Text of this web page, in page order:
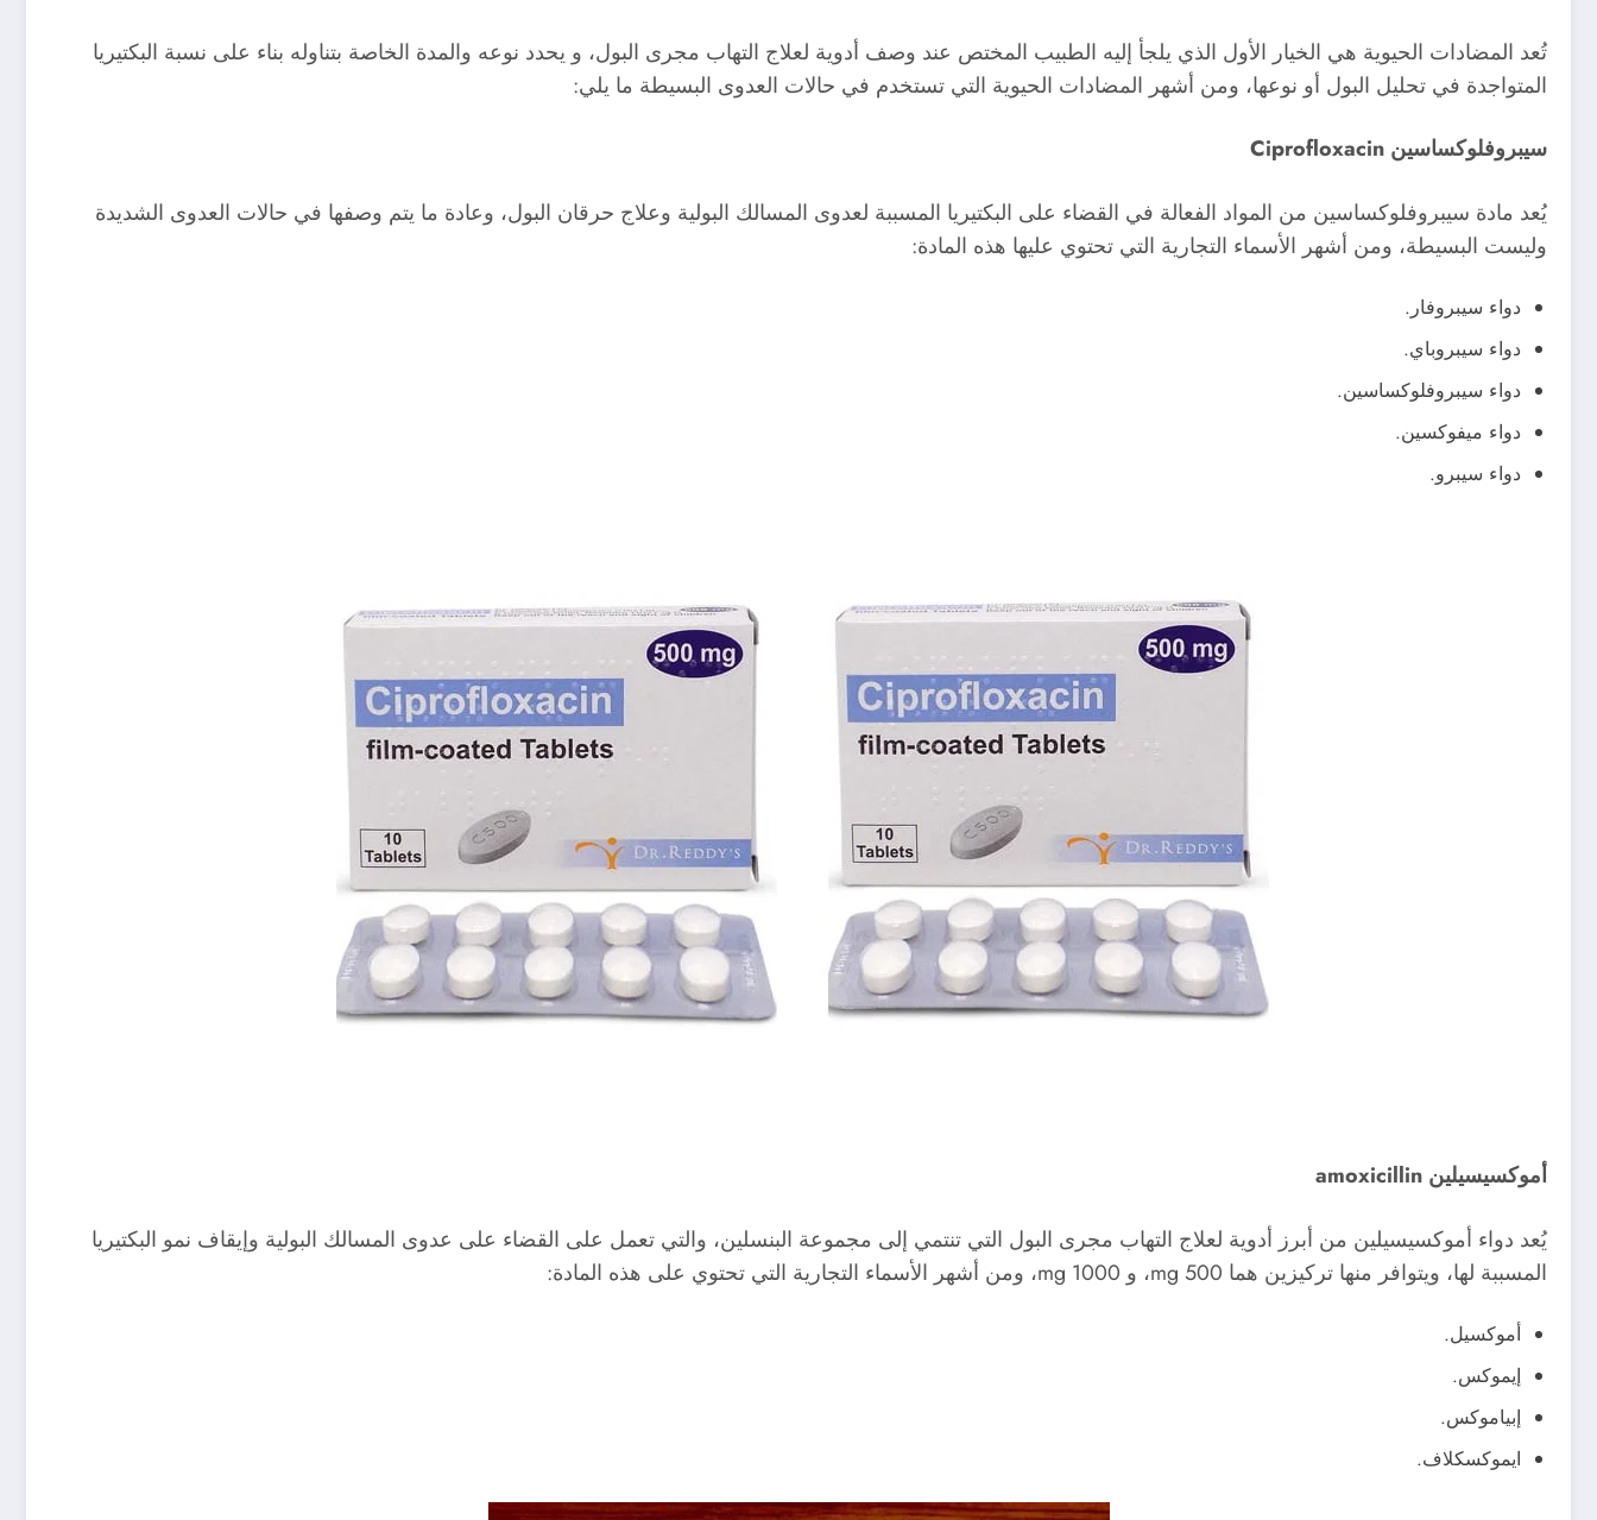
تُعد المضادات الحيوية هي الخيار الأول الذي يلجأ إليه الطبيب المختص عند وصف أدوية لعلاج التهاب مجرى البول، و يحدد نوعه والمدة الخاصة بتناوله بناء على نسبة البكتيريا
المتواجدة في تحليل البول أو نوعها، ومن أشهر المضادات الحيوية التي تستخدم في حالات العدوى البسيطة ما يلي:
سيبروفلوكساسين Ciprofloxacin
يُعد مادة سيبروفلوكساسين من المواد الفعالة في القضاء على البكتيريا المسببة لعدوى المسالك البولية وعلاج حرقان البول، وعادة ما يتم وصفها في حالات العدوى الشديدة
وليست البسيطة، ومن أشهر الأسماء التجارية التي تحتوي عليها هذه المادة:
دواء سيبروفار.
دواء سيبروباي.
دواء سيبروفلوكساسين.
دواء ميفوكسين.
دواء سيبرو.
أموكسيسيلين amoxicillin
يُعد دواء أموكسيسيلين من أبرز أدوية لعلاج التهاب مجرى البول التي تنتمي إلى مجموعة البنسلين، والتي تعمل على القضاء على عدوى المسالك البولية وإيقاف نمو البكتيريا
المسببة لها، ويتوافر منها تركيزين هما 500 mg، و 1000 mg، ومن أشهر الأسماء التجارية التي تحتوي على هذه المادة:
أموكسيل.
إيموكس.
إبياموكس.
ايموكسكلاف.